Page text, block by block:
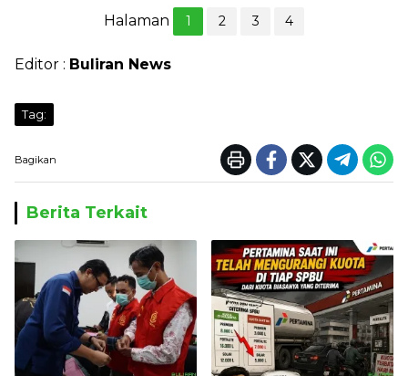
Halaman 1 2 3 4
Editor : Buliran News
Tag:
Bagikan
Berita Terkait